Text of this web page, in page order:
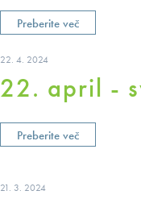
Preberite več
22. 4. 2024
22. april -
Preberite več
21. 3. 2024